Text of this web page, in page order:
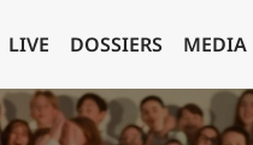
LIVE DOSSIERS MEDIA